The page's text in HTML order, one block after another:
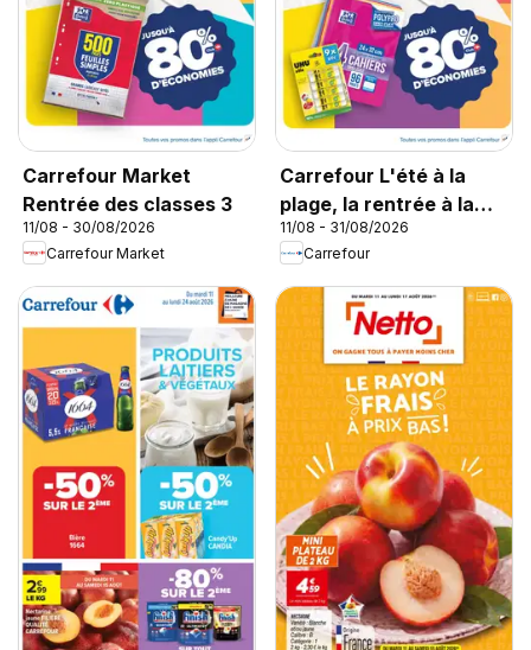
Carrefour Market
Rentrée des classes 3
11/08 - 30/08/2026
Carrefour Market
Carrefour L'été à la
plage, la rentrée à la
page
11/08 - 31/08/2026
Carrefour